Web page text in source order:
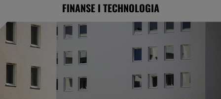
FINANSE I TECHNOLOGIA